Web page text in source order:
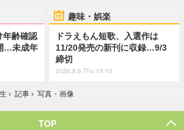
年齢確認
…未成年
趣味・娯楽
ドラえもん短歌、入選作は
11/20発売の新刊に収録…9/3
締切
2026.8.6 Thu 15:15
› 記事 › 写真・画像
TOP